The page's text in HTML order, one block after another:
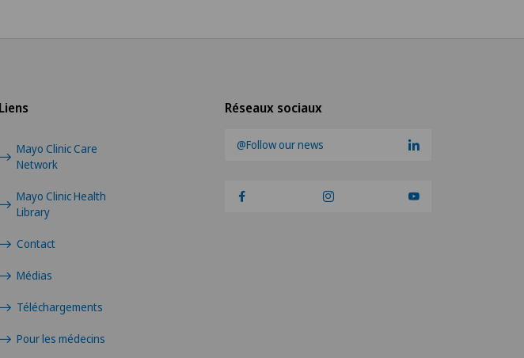
Réseaux sociaux
@Follow our news
Liens
Mayo Clinic Care
Network
Mayo Clinic Health
Library
Contact
Médias
Téléchargements
Pour les médecins